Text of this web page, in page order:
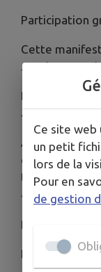
Participation
Cette
Janvier 2026
En soirée
au prix de 5€
Afin de vous
conditions,
téléphone
48 92 77
Pascal Gross
Eric
Ce site web
un petit
lors de la
Pour en
de gestion